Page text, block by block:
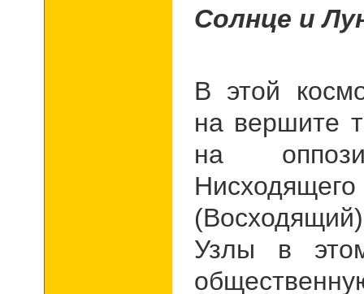
Солнце и
В этой
на вершите
на
Узлы в